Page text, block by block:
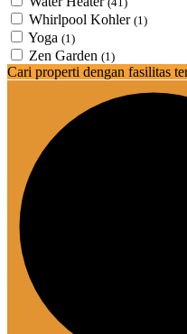
Whirlpool Kohler (1)
Yoga (1)
Zen Garden (1)
Cari properti dengan fasilitas